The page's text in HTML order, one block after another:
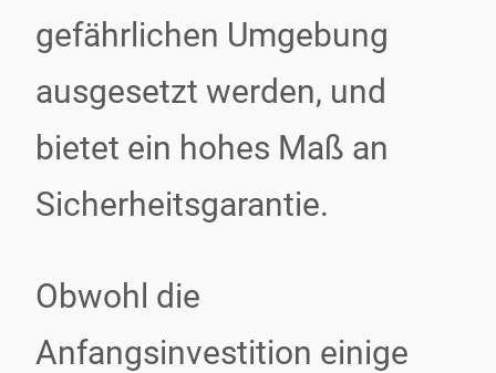
gefährlichen Umgebung
ausgesetzt werden, und
bietet ein hohes Maß an
Sicherheitsgarantie.
Obwohl die
Anfangsinvestition einige